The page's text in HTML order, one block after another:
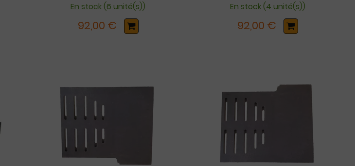
En stock (6 unité(s))
92,00 €
En stock (4 unité(s))
92,00 €